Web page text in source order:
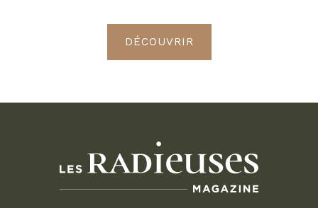
DÉCOUVRIR